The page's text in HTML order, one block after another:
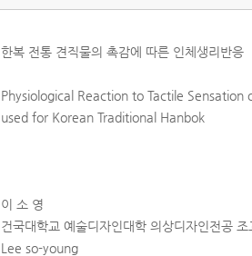
한복 전통 견직물의 촉감에 따른 인체생리반응
Physiological Reaction to Tactile Sensation
used for Korean Traditional Hanbok
이 소 영
건국대학교 예술디자인대학 의상디자인전공 조
Lee so-young